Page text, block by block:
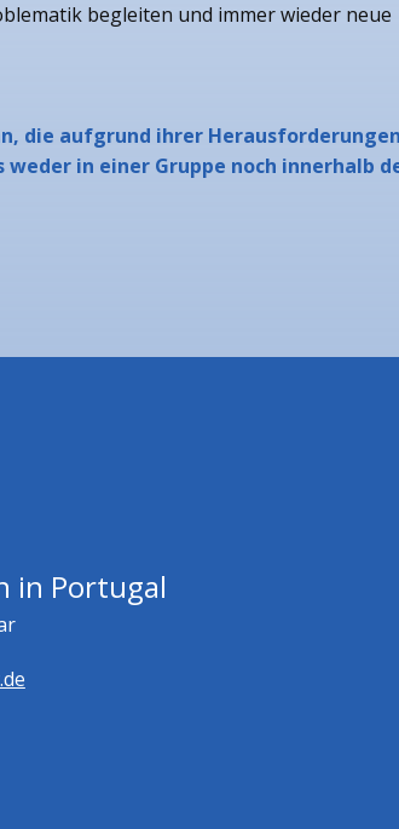
begleiten und immer wieder neue
die aufgrund ihrer Herausforderungen
in einer Gruppe noch innerhalb
in Portugal